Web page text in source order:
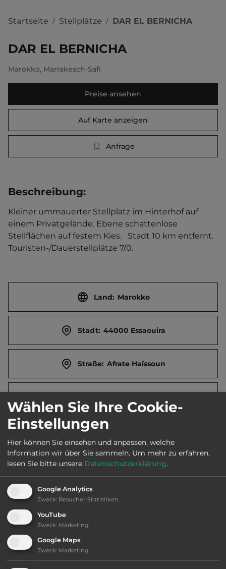
Startseite / Stellplätze / DAR EL BERNICHA
DAR EL BERNICHA
Marokko, Marrakesch-Safi
Preise ansehen
Auf Karte anzeigen
Anfrage
Beschreibung:
Kleiner ummauerter Stellplatz im Hinterhof auf
einem Privatgelände. Ebene schattenlose
Stellflächen auf festem Kies.   Stadt 10 km entfernt.
Touristen-/Dauerstellplätze 7/0.
Land: Marokko
Stadt: 44000 Essaouira
Straße: Afrate Haïssoun
Öffnungszeiten:
Ausstattung:
bis 10,- Euro
Lage: ansprechend
Geräuschkulisse: sehr ruhig
Wählen Sie Ihre Cookie-
Einstellungen
Hier können Sie einsehen und anpassen, welche
Information wir über Sie sammeln. Um mehr zu erfahren,
lesen Sie bitte unsere Datenschutzerklärung.
Google Analytics
Zweck: Besucher-Statistiken
YouTube
Zweck: Marketing
Google Maps
Zweck: Marketing